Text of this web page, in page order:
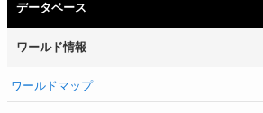
データベース
ワールド情報
ワールドマップ